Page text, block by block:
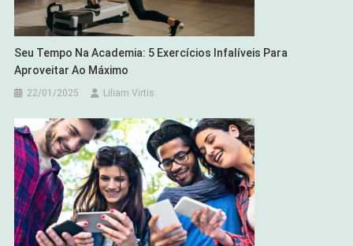
Seu Tempo Na Academia: 5 Exercícios Infalíveis Para
Aproveitar Ao Máximo
22/01/2025 Liliam Virtis